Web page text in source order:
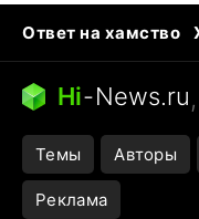
Ответ на хамство
Бензин 100 vs 95
Следующая
Hi-News.ru
Темы Авторы
Реклама